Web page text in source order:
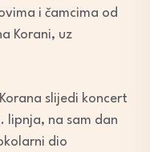
i čamcima od
Korani, uz
slijedi koncert
lipnja, na sam dan
dio